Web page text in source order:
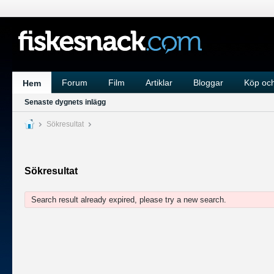
Hem Forum Film Artiklar Bloggar Köp
Senaste dygnets inlägg
Sökresultat
Sökresultat
Search result already expired, please try a new search.